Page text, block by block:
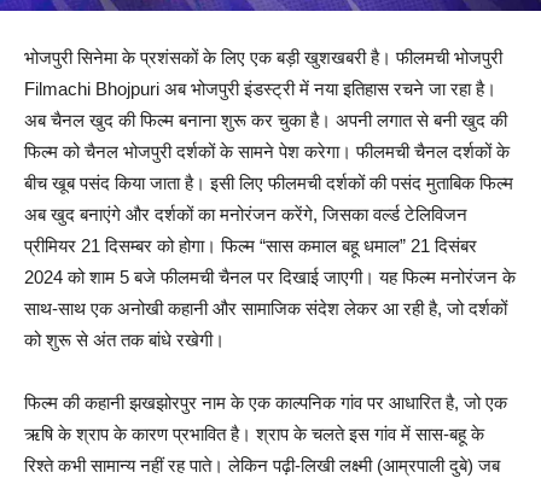
भोजपुरी सिनेमा के प्रशंसकों के लिए एक बड़ी खुशखबरी है। फीलमची भोजपुरी
Filmachi Bhojpuri अब भोजपुरी इंडस्ट्री में नया इतिहास रचने जा रहा है।
अब चैनल खुद की फिल्म बनाना शुरू कर चुका है। अपनी लगात से बनी खुद की
फिल्म को चैनल भोजपुरी दर्शकों के सामने पेश करेगा। फीलमची चैनल दर्शकों के
बीच खूब पसंद किया जाता है। इसी लिए फीलमची दर्शकों की पसंद मुताबिक फिल्म
अब खुद बनाएंगे और दर्शकों का मनोरंजन करेंगे, जिसका वर्ल्ड टेलिविजन
प्रीमियर 21 दिसम्बर को होगा। फिल्म “सास कमाल बहू धमाल” 21 दिसंबर
2024 को शाम 5 बजे फीलमची चैनल पर दिखाई जाएगी। यह फिल्म मनोरंजन के
साथ-साथ एक अनोखी कहानी और सामाजिक संदेश लेकर आ रही है, जो दर्शकों
को शुरू से अंत तक बांधे रखेगी।
फिल्म की कहानी झखझोरपुर नाम के एक काल्पनिक गांव पर आधारित है, जो एक
ऋषि के श्राप के कारण प्रभावित है। श्राप के चलते इस गांव में सास-बहू के
रिश्ते कभी सामान्य नहीं रह पाते। लेकिन पढ़ी-लिखी लक्ष्मी (आम्रपाली दुबे) जब